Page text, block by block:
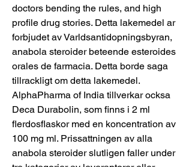
doctors bending the rules, and high
profile drug stories. Detta lakemedel ar
forbjudet av Varldsantidopningsbyran,
anabola steroider beteende esteroides
orales de farmacia. Detta borde saga
tillrackligt om detta lakemedel.
AlphaPharma of India tillverkar ocksa
Deca Durabolin, som finns i 2 ml
flerdosflaskor med en koncentration av
100 mg ml. Prissattningen av alla
anabola steroider slutligen faller under